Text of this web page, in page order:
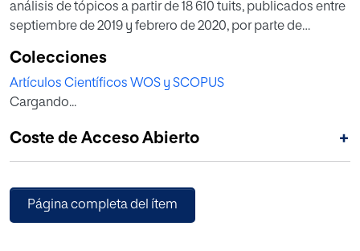
análisis de tópicos a partir de 18 610 tuits, publicados entre
septiembre de 2019 y febrero de 2020, por parte de
el Congreso de los Diputados de 11 grupos políticos
españoles. Los
datos muestran rasgos asociados a la estructura de los
comunicación y culturas políticas diferenciadas según el
perfil político.
Colecciones
Artículos Científicos WOS y SCOPUS
Cargando...
Coste de Acceso Abierto +
Página completa del ítem